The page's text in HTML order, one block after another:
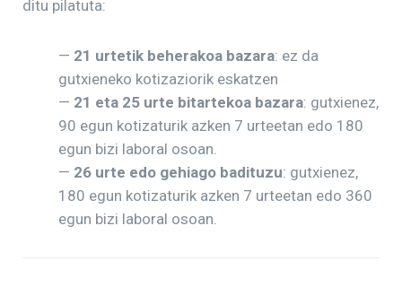
ditu pilatuta:
— 21 urtetik beherakoa bazara: ez da
gutxieneko kotizaziorik eskatzen
— 21 eta 25 urte bitartekoa bazara: gutxienez,
90 egun kotizaturik azken 7 urteetan edo 180
egun bizi laboral osoan.
— 26 urte edo gehiago badituzu: gutxienez,
180 egun kotizaturik azken 7 urteetan edo 360
egun bizi laboral osoan.